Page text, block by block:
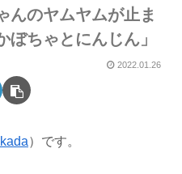
んのヤムヤムが止ま
ぼちゃとにんじん」
2022.01.26
）です。